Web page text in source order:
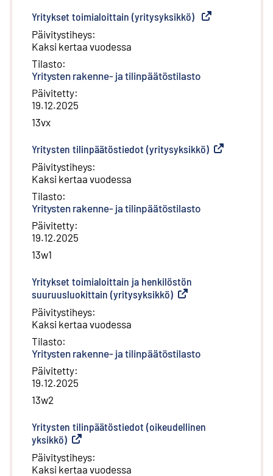
Yritykset toimialoittain (yritysyksikkö) Ulkoinen linkki
Päivitystiheys:
Kaksi kertaa vuodessa
Tilasto:
Yritysten rakenne- ja tilinpäätöstilasto
Päivitetty:
19.12.2025
13vx
Yritysten tilinpäätöstiedot (yritysyksikkö) Ulkoinen
Päivitystiheys:
Kaksi kertaa vuodessa
Tilasto:
Yritysten rakenne- ja tilinpäätöstilasto
Päivitetty:
19.12.2025
13w1
Yritykset toimialoittain ja henkilöstön
suuruusluokittain (yritysyksikkö) Ulkoinen linkki
Päivitystiheys:
Kaksi kertaa vuodessa
Tilasto:
Yritysten rakenne- ja tilinpäätöstilasto
Päivitetty:
19.12.2025
13w2
Yritysten tilinpäätöstiedot (oikeudellinen
yksikkö) Ulkoinen linkki
Päivitystiheys:
Kaksi kertaa vuodessa